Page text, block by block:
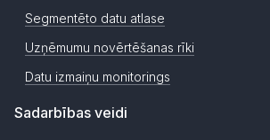
Segmentēto datu atlase
Uzņēmumu novērtēšanas rīki
Datu izmaiņu monitorings
Sadarbības veidi